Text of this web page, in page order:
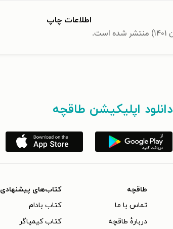
اطلاعات چاپ
دانلود اپلیکیشن طاقچه
طاقچه
تماس با ما
دربارهٔ طاقچه
کتاب‌های پیشنهادی
کتاب بادام
کتاب کیمیاگر